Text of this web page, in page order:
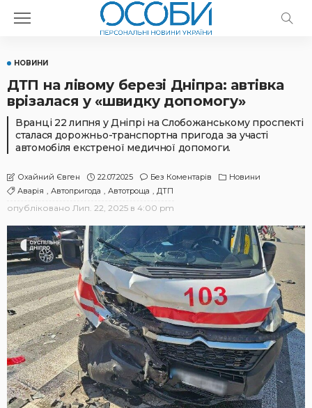
НОВИНИ
ДТП на лівому березі Дніпра: автівка
врізалася у «швидку допомогу»
Вранці 22 липня у Дніпрі на Слобожанському проспекті
сталася дорожньо-транспортна пригода за участі
автомобіля екстреної медичної допомоги.
Охайний Євген 22.07.2025 Без Коментарів
Новини
Аварія
Автопригода Автотроща ДТП
опубліковано Лип. 22, 2025 в 4:00 pm